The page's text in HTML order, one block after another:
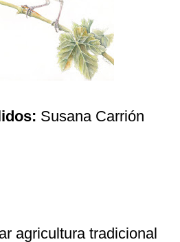
Susana Carrión
agricultura tradicional